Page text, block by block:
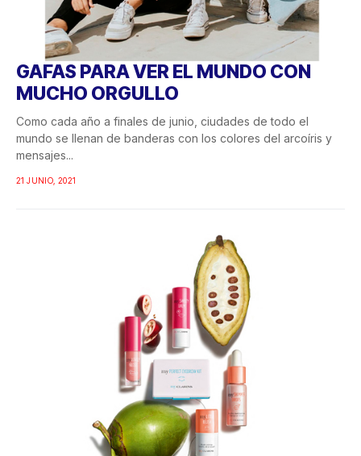
GAFAS PARA VER EL MUNDO CON
MUCHO ORGULLO
Como cada año a finales de junio, ciudades de todo el
mundo se llenan de banderas con los colores del arcoíris y
mensajes...
21 JUNIO, 2021